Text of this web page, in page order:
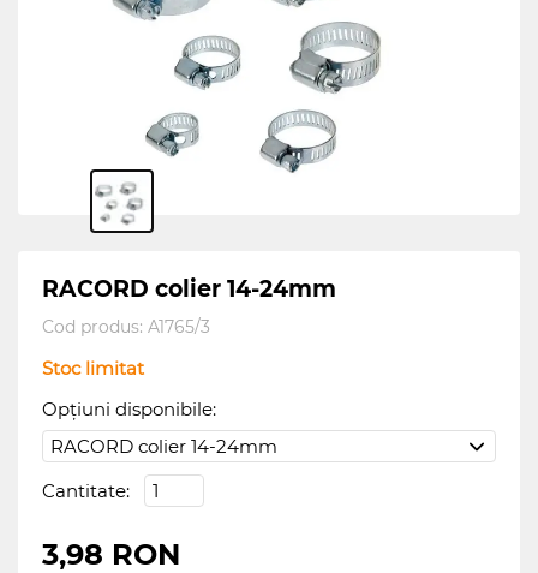
RACORD colier 14-24mm
Cod produs: A1765/3
Stoc limitat
Opțiuni disponibile:
Cantitate:
3,98 RON